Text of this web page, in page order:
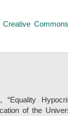
Creative Commons
of the